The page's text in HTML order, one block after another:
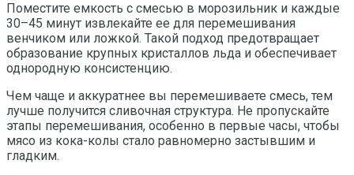
Поместите емкость с смесью в морозильник и каждые
30–45 минут извлекайте ее для перемешивания
венчиком или ложкой. Такой подход предотвращает
образование крупных кристаллов льда и обеспечивает
однородную консистенцию.
Чем чаще и аккуратнее вы перемешиваете смесь, тем
лучше получится сливочная структура. Не пропускайте
этапы перемешивания, особенно в первые часы, чтобы
мясо из кока-колы стало равномерно застывшим и
гладким.